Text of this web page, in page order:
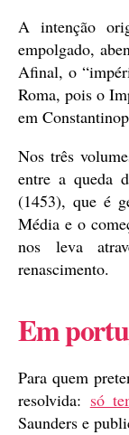
A intenção
empolgado,
Afinal, o
Roma, pois o
em
Nos três
entre a queda
(1453), que é
Média e o
nos leva
renascimento.
Em
Para quem
resolvida: só
Saunders e